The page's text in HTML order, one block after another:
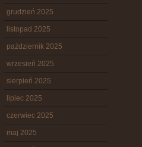
grudzień 2025
listopad 2025
październik 2025
wrzesień 2025
sierpień 2025
lipiec 2025
czerwiec 2025
maj 2025